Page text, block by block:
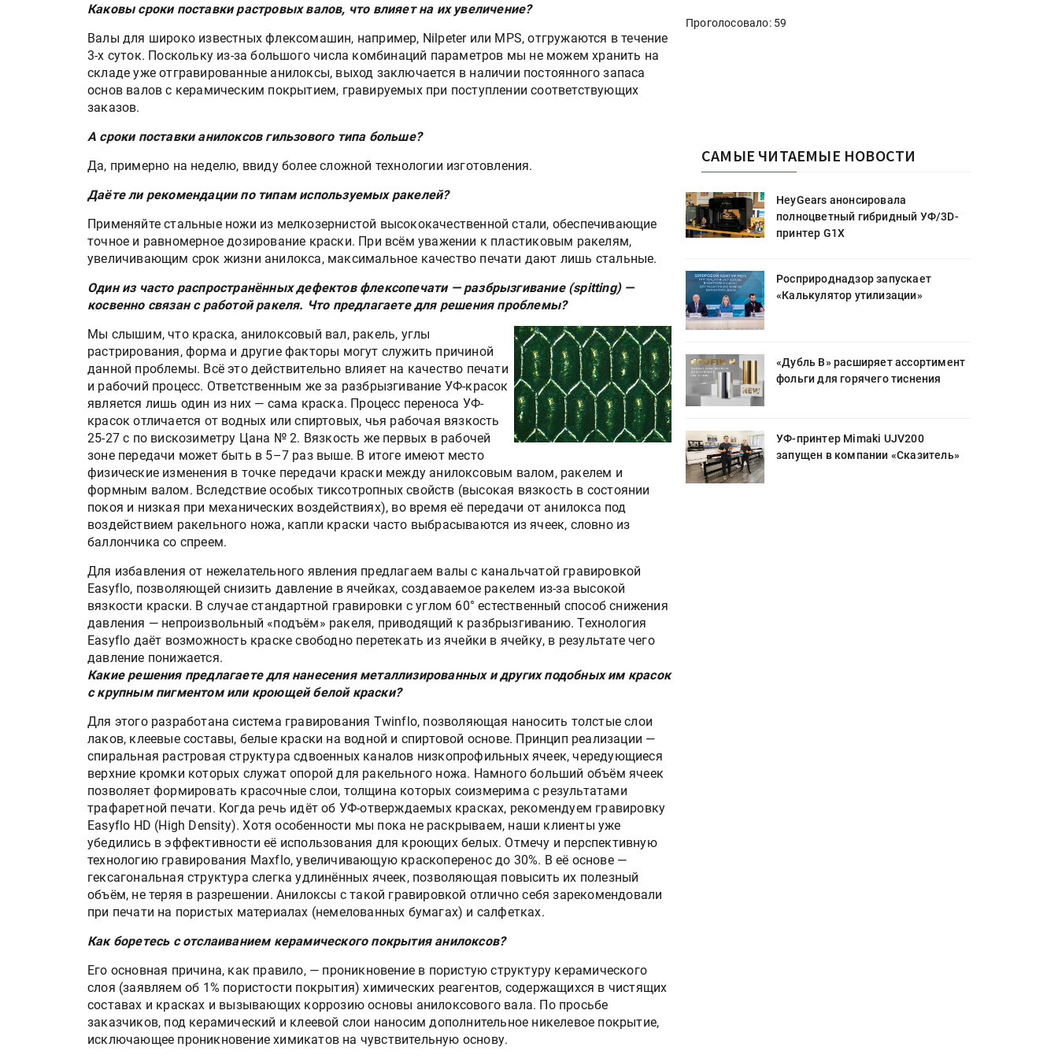
Каковы сроки поставки растровых валов, что влияет на их увеличение?
Валы для широко известных флексомашин, например, Nilpeter или MPS, отгружаются в течение
3-х суток. Поскольку из-за большого числа комбинаций параметров мы не можем хранить на
складе уже отгравированные анилоксы, выход заключается в наличии постоянного запаса
основ валов с керамическим покрытием, гравируемых при поступлении соответствующих
заказов.
А сроки поставки анилоксов гильзового типа больше?
Да, примерно на неделю, ввиду более сложной технологии изготовления.
Даёте ли рекомендации по типам используемых ракелей?
Применяйте стальные ножи из мелкозернистой высококачественной стали, обеспечивающие
точное и равномерное дозирование краски. При всём уважении к пластиковым ракелям,
увеличивающим срок жизни анилокса, максимальное качество печати дают лишь стальные.
Один из часто распространённых дефектов флексопечати — разбрызгивание (spitting) —
косвенно связан с работой ракеля. Что предлагаете для решения проблемы?
Мы слышим, что краска, анилоксовый вал, ракель, углы
растрирования, форма и другие факторы могут служить причиной
данной проблемы. Всё это действительно влияет на качество печати
и рабочий процесс. Ответственным же за разбрызгивание УФ-красок
является лишь один из них — сама краска. Процесс переноса УФ-
красок отличается от водных или спиртовых, чья рабочая вязкость
25-27 с по вискозиметру Цана № 2. Вязкость же первых в рабочей
зоне передачи может быть в 5–7 раз выше. В итоге имеют место
физические изменения в точке передачи краски между анилоксовым валом, ракелем и
формным валом. Вследствие особых тиксотропных свойств (высокая вязкость в состоянии
покоя и низкая при механических воздействиях), во время её передачи от анилокса под
воздействием ракельного ножа, капли краски часто выбрасываются из ячеек, словно из
баллончика со спреем.
Для избавления от нежелательного явления предлагаем валы с канальчатой гравировкой
Easyflo, позволяющей снизить давление в ячейках, создаваемое ракелем из-за высокой
вязкости краски. В случае стандартной гравировки с углом 60° естественный способ снижения
давления — непроизвольный «подъём» ракеля, приводящий к разбрызгиванию. Технология
Easyflo даёт возможность краске свободно перетекать из ячейки в ячейку, в результате чего
давление понижается.
Какие решения предлагаете для нанесения металлизированных и других подобных им красок
с крупным пигментом или кроющей белой краски?
Для этого разработана система гравирования Twinflo, позволяющая наносить толстые слои
лаков, клеевые составы, белые краски на водной и спиртовой основе. Принцип реализации —
спиральная растровая структура сдвоенных каналов низкопрофильных ячеек, чередующиеся
верхние кромки которых служат опорой для ракельного ножа. Намного больший объём ячеек
позволяет формировать красочные слои, толщина которых соизмерима с результатами
трафаретной печати. Когда речь идёт об УФ-отверждаемых красках, рекомендуем гравировку
Easyflo HD (High Density). Хотя особенности мы пока не раскрываем, наши клиенты уже
убедились в эффективности её использования для кроющих белых. Отмечу и перспективную
технологию гравирования Maxflo, увеличивающую краскоперенос до 30%. В её основе —
гексагональная структура слегка удлинённых ячеек, позволяющая повысить их полезный
объём, не теряя в разрешении. Анилоксы с такой гравировкой отлично себя зарекомендовали
при печати на пористых материалах (немелованных бумагах) и салфетках.
Как боретесь с отслаиванием керамического покрытия анилоксов?
Его основная причина, как правило, — проникновение в пористую структуру керамического
слоя (заявляем об 1% пористости покрытия) химических реагентов, содержащихся в чистящих
составах и красках и вызывающих коррозию основы анилоксового вала. По просьбе
заказчиков, под керамический и клеевой слои наносим дополнительное никелевое покрытие,
исключающее проникновение химикатов на чувствительную основу.
Проголосовало: 59
САМЫЕ ЧИТАЕМЫЕ НОВОСТИ
HeyGears анонсировала
полноцветный гибридный УФ/3D-
«Калькулятор утилизации»
«Дубль В» расширяет ассортимент
фольги для горячего тиснения
УФ-принтер Mimaki UJV200
запущен в компании «Сказитель»
полноцветный гибридный УФ/3D-
принтер G1X
«Калькулятор утилизации»
«Дубль В» расширяет ассортимент
фольги для горячего тиснения
УФ-принтер Mimaki UJV200
HeyGears анонсировала
полноцветный гибридный УФ/3D-
принтер G1X
Росприроднадзор запускает
«Калькулятор утилизации»
«Дубль В» расширяет ассортимент
фольги для горячего тиснения
УФ-принтер Mimaki UJV200
запущен в компании «Сказитель»